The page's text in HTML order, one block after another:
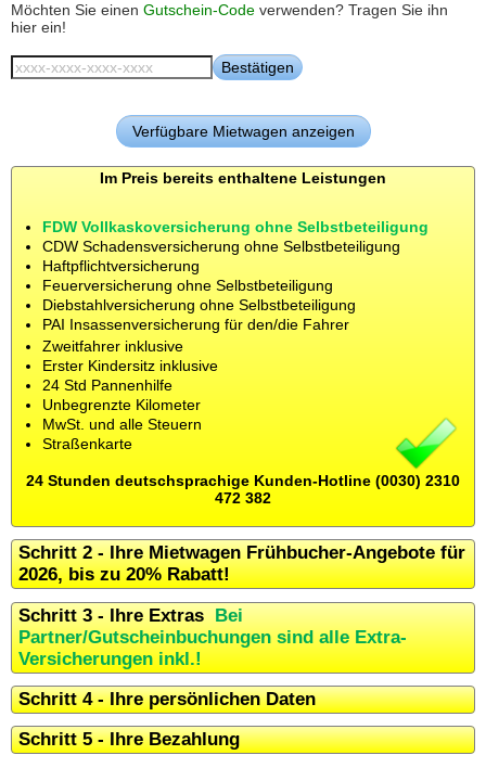
Möchten Sie einen Gutschein-Code verwenden? Tragen Sie ihn
hier ein!
Im Preis bereits enthaltene Leistungen
FDW Vollkaskoversicherung ohne Selbstbeteiligung
CDW Schadensversicherung ohne Selbstbeteiligung
Haftpflichtversicherung
Feuerversicherung ohne Selbstbeteiligung
Diebstahlversicherung ohne Selbstbeteiligung
PAI Insassenversicherung für den/die Fahrer
Zweitfahrer inklusive
Erster Kindersitz inklusive
24 Std Pannenhilfe
Unbegrenzte Kilometer
MwSt. und alle Steuern
Straßenkarte
24 Stunden deutschsprachige Kunden-Hotline (0030) 2310
472 382
Schritt 2 - Ihre Mietwagen Frühbucher-Angebote für
2026, bis zu 20% Rabatt!
Schritt 3 - Ihre Extras Bei
Partner/Gutscheinbuchungen sind alle Extra-
Versicherungen inkl.!
Schritt 4 - Ihre persönlichen Daten
Schritt 5 - Ihre Bezahlung